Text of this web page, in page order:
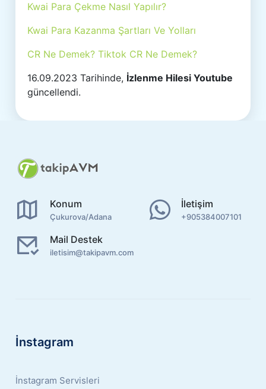
Kwai Para Çekme Nasıl Yapılır?
Kwai Para Kazanma Şartları Ve Yolları
CR Ne Demek? Tiktok CR Ne Demek?
16.09.2023 Tarihinde, İzlenme Hilesi Youtube
güncellendi.
Konum
Çukurova/Adana
İletişim
+905384007101
Mail Destek
iletisim@takipavm.com
İnstagram
İnstagram Servisleri